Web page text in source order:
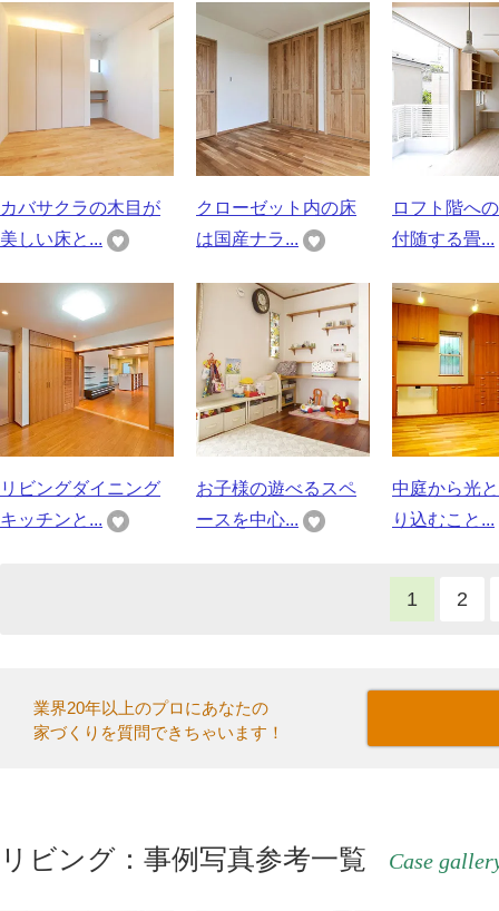
カバサクラの木目が
美しい床と...
クローゼット内の床
は国産ナラ...
ロフト階へ
付随する畳...
リビングダイニング
キッチンと...
お子様の遊べるスペ
ースを中心...
中庭から光
り込むこと...
1 2
業界20年以上のプロにあなたの
家づくりを質問できちゃいます！
リビング：事例写真参考一覧 Case